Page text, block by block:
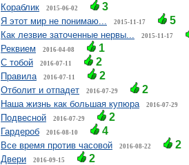
Кораблик 2015-06-02 3
Я этот мир не понимаю... 2015-11-17 5
Как лезвие заточенные нервы... 2015-11-17
Реквием 2016-04-08 1
С тобой 2016-07-11 2
Правила 2016-07-11 2
Отболит и отпадет 2016-07-29 2
Наша жизнь как большая купюра 2016-07-29
Подвесной 2016-07-29 2
Гардероб 2016-08-10 4
Все время против часовой 2016-08-22 2
Двери 2016-09-15 2